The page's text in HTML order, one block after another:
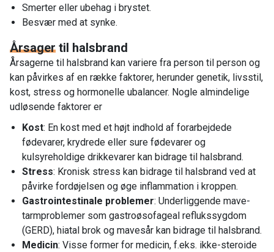
Smerter eller ubehag i brystet.
Besvær med at synke.
Årsager til halsbrand
Årsagerne til halsbrand kan variere fra person til person og
kan påvirkes af en række faktorer, herunder genetik, livsstil,
kost, stress og hormonelle ubalancer. Nogle almindelige
udløsende faktorer er
Kost: En kost med et højt indhold af forarbejdede
fødevarer, krydrede eller sure fødevarer og
kulsyreholdige drikkevarer kan bidrage til halsbrand.
Stress: Kronisk stress kan bidrage til halsbrand ved at
påvirke fordøjelsen og øge inflammation i kroppen.
Gastrointestinale problemer: Underliggende mave-
tarmproblemer som gastroøsofageal reflukssygdom
(GERD), hiatal brok og mavesår kan bidrage til halsbrand.
Medicin: Visse former for medicin, f.eks. ikke-steroide